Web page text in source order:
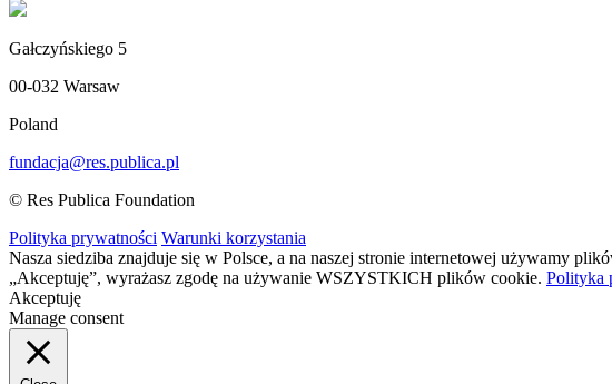
Gałczyńskiego 5
00-032 Warsaw
Poland
fundacja@res.publica.pl
© Res Publica Foundation
Polityka prywatności Warunki korzystania
Nasza siedziba znajduje się w Polsce, a na naszej stronie internetowej używamy
„Akceptuję”, wyrażasz zgodę na używanie WSZYSTKICH plików cookie. Polityka
Akceptuję
Manage consent